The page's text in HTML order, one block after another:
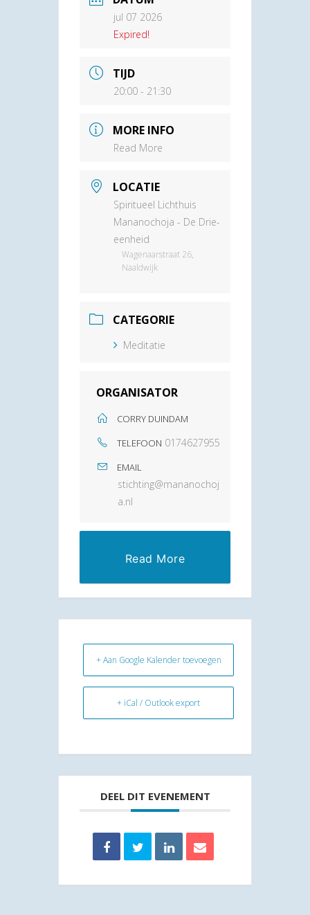
jul 07 2026
Expired!
TIJD
20:00 - 21:30
MORE INFO
Read More
LOCATIE
Spiritueel Lichthuis
Mananochoja - De Drie-
eenheid
Wagenaarstraat 26,
Naaldwijk
CATEGORIE
Meditatie
ORGANISATOR
CORRY DUINDAM
TELEFOON 0174627955
EMAIL
stichting@mananochoj
a.nl
Read More
+ Aan Google Kalender toevoegen
+ iCal / Outlook export
DEEL DIT EVENEMENT